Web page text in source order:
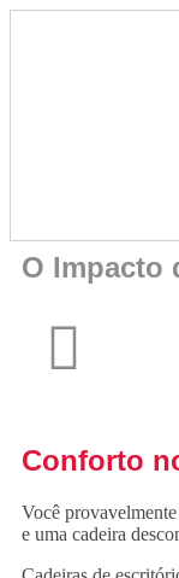
O Impacto
Conforto
Você
e uma cadeira